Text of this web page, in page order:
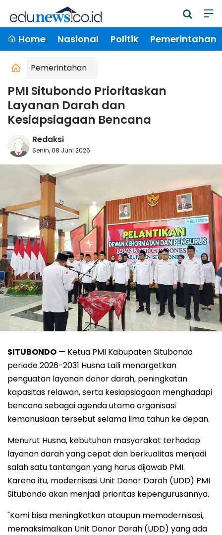
Home Nasional Politik Pemerintahan
Pemerintahan
PMI Situbondo Prioritaskan
Layanan Darah dan
Kesiapsiagaan Bencana
Redaksi
Senin, 08 Juni 2026
SITUBONDO — Ketua PMI Kabupaten Situbondo
periode 2026-2031 Husna Laili menargetkan
penguatan layanan donor darah, peningkatan
kapasitas relawan, serta kesiapsiagaan menghadapi
bencana sebagai agenda utama organisasi
kemanusiaan tersebut selama lima tahun ke depan.
Menurut Husna, kebutuhan masyarakat terhadap
layanan darah yang cepat dan berkualitas menjadi
salah satu tantangan yang harus dijawab PMI.
Karena itu, modernisasi Unit Donor Darah (UDD) PMI
Situbondo akan menjadi prioritas kepengurusannya.
"Kami bisa meningkatkan ataupun memodernisasi,
memaksimalkan Unit Donor Darah (UDD) yang ada